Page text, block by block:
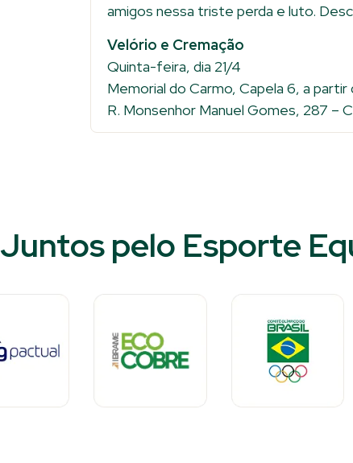
amigos nessa triste perda e luto.
Velório e Cremação
Quinta-feira, dia 21/4
Memorial do Carmo, Capela 6, a partir
R. Monsenhor Manuel Gomes, 287 –
Juntos pelo Esporte